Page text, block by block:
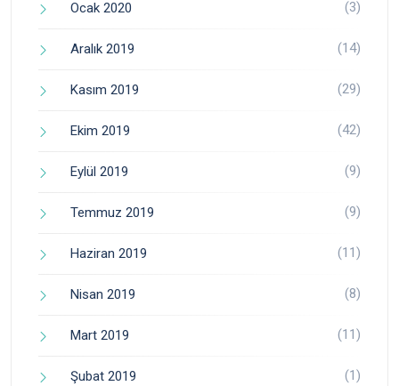
Ocak 2020 (3)
Aralık 2019 (14)
Kasım 2019 (29)
Ekim 2019 (42)
Eylül 2019 (9)
Temmuz 2019 (9)
Haziran 2019 (11)
Nisan 2019 (8)
Mart 2019 (11)
Şubat 2019 (1)